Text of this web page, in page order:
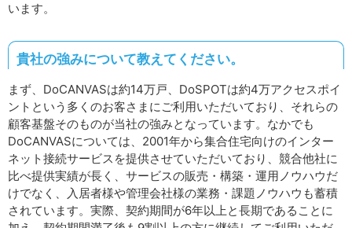
います。
貴社の強みについて教えてください。
まず、DoCANVASは約14万戸、DoSPOTは約4万アクセスポイ
ントという多くのお客さまにご利用いただいており、それらの
顧客基盤そのものが当社の強みとなっています。なかでも
DoCANVASについては、2001年から集合住宅向けのインター
ネット接続サービスを提供させていただいており、競合他社に
比べ提供実績が長く、サービスの販売・構築・運用ノウハウだ
けでなく、入居者様や管理会社様の業務・課題ノウハウも蓄積
されています。実際、契約期間が6年以上と長期であることに